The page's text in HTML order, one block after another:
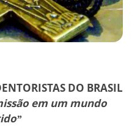
DO BRASIL
em um mundo